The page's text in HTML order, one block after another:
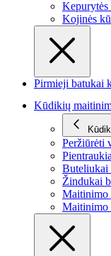
Kepurytės
Kojinės
Pirmieji batukai
Kūdikių
Peržiūrėti
Buteliukai
Žindukai
Maitinimo
Maitinimo